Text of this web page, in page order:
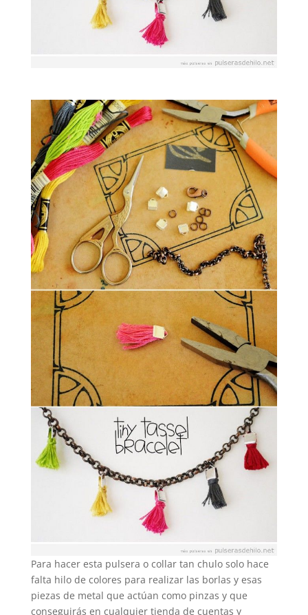
Para hacer esta pulsera o collar tan chulo solo hace
falta hilo de colores para realizar las borlas y esas
piezas de metal que actúan como pinzas y que
conseguirás en cualquier tienda de cuentas y